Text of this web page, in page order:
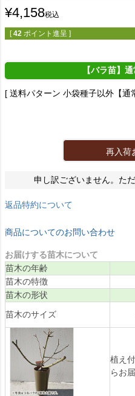
¥4,158税込
[ 42 ポイント進呈 ]
【バラ苗】
送料パターン 小袋種子以外【通
再入荷
申し訳ございません。た
返品特約について
商品についてのお問い合わせ
お届けする苗木について
苗木の年齢
苗木の特徴
苗木の形状
苗木のサイズ
植え
らお